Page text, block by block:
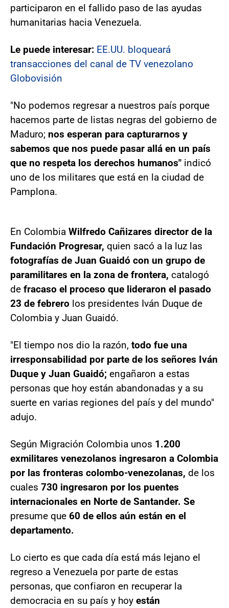
participaron en el fallido paso de las ayudas
humanitarias hacia Venezuela.
Le puede interesar: EE.UU. bloqueará
transacciones del canal de TV venezolano
Globovisión
"No podemos regresar a nuestros país porque
hacemos parte de listas negras del gobierno de
Maduro; nos esperan para capturarnos y
sabemos que nos puede pasar allá en un país
que no respeta los derechos humanos" indicó
uno de los militares que está en la ciudad de
Pamplona.
En Colombia Wilfredo Cañizares director de la
Fundación Progresar, quien sacó a la luz las
fotografías de Juan Guaidó con un grupo de
paramilitares en la zona de frontera, catalogó
de fracaso el proceso que lideraron el pasado
23 de febrero los presidentes Iván Duque de
Colombia y Juan Guaidó.
"El tiempo nos dio la razón, todo fue una
irresponsabilidad por parte de los señores Iván
Duque y Juan Guaidó; engañaron a estas
personas que hoy están abandonadas y a su
suerte en varias regiones del país y del mundo"
adujo.
Según Migración Colombia unos 1.200
exmilitares venezolanos ingresaron a Colombia
por las fronteras colombo-venezolanas, de los
cuales 730 ingresaron por los puentes
internacionales en Norte de Santander. Se
presume que 60 de ellos aún están en el
departamento.
Lo cierto es que cada día está más lejano el
regreso a Venezuela por parte de estas
personas, que confiaron en recuperar la
democracia en su país y hoy están